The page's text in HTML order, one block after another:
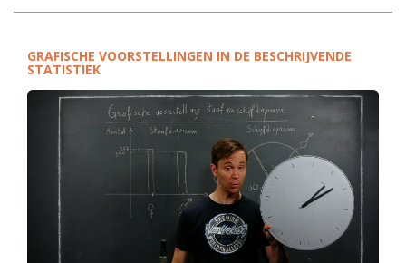
GRAFISCHE VOORSTELLINGEN IN DE BESCHRIJVENDE
STATISTIEK